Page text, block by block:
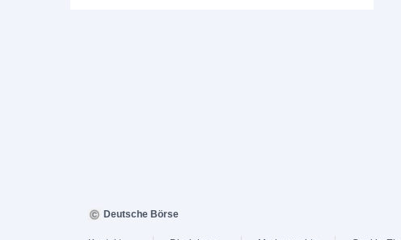
Deutsche Börse